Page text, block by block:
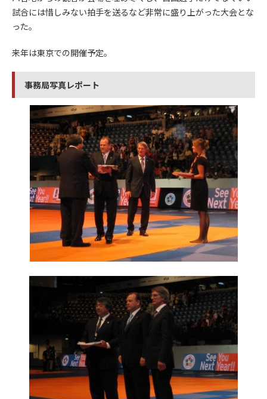
試合には惜しみない拍手を送るなど非常に盛り上がった大会とな
った。
来年は東京での開催予定。
事務局写真レポート